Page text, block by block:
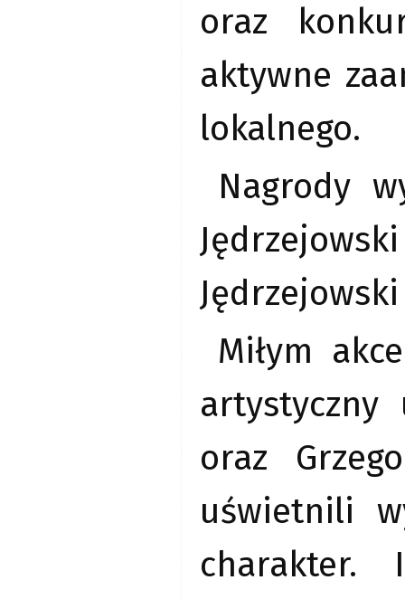
oraz
aktywne
lokalnego.
Nagrody
Miłym
artystyczny
oraz
uświetnili
charakter.